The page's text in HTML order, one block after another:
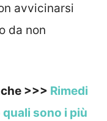
avvicinarsi
da non
>>> Rimedi
sono i più